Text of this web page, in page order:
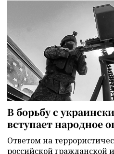
В борьбу с
вступает народное
Ответом на
российской гражданской